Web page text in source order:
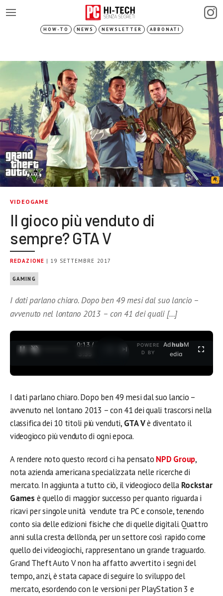
HOW-TO NEWS NEWSLETTER ABBONATI
VIDEOGAME
Il gioco più venduto di
sempre? GTA V
REDAZIONE | 19 SETTEMBRE 2017
GAMING
I dati parlano chiaro. Dopo ben 49 mesi dal suo lancio –
avvenuto nel lontano 2013 – con 41 dei quali […]
0:13 /
3:35
POWERE
D BY
AdhubM
edia
I dati parlano chiaro. Dopo ben 49 mesi dal suo lancio –
avvenuto nel lontano 2013 – con 41 dei quali trascorsi nella
classifica dei 10 titoli più venduti, GTA Vè diventato il
videogioco più venduto di ogni epoca.
A rendere noto questo record ci ha pensato NPD Group,
nota azienda americana specializzata nelle ricerche di
mercato. In aggiunta a tutto ciò, il videogioco della Rockstar
Games è quello di maggior successo per quanto riguarda i
ricavi per singole unità vendute tra PC e console, tenendo
conto sia delle edizioni fisiche che di quelle digitali. Quattro
anni sulla cresta dell’onda, per un settore così rapido come
quello dei videogiochi, rappresentano un grande traguardo.
Grand Theft Auto V non ha affatto avvertito i segni del
tempo, anzi, è stata capace di seguire lo sviluppo del
mercato, esordendo con le versioni per PlayStation 3 e